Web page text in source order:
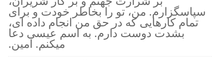
سپاسگزارم. من، تو را بخاطر خودت و برای
تمام کارهایی که در حق من انجام داده ای،
بشدت دوست دارم. به اسم عیسی دعا
میکنم. آمین.